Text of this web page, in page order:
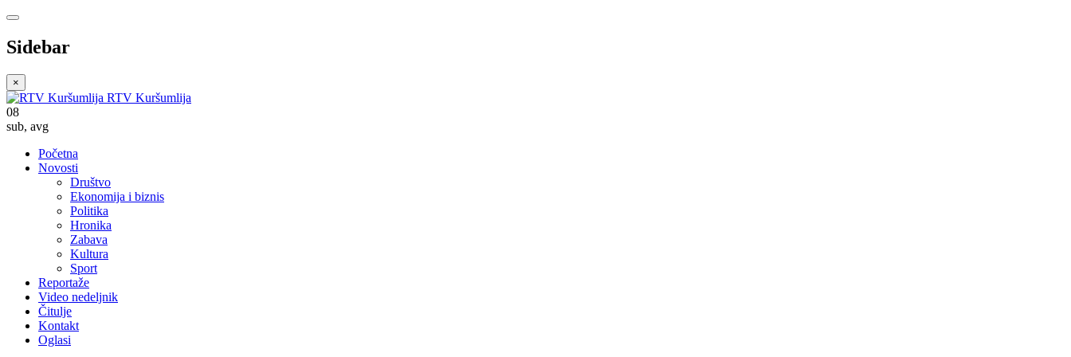
Sidebar
×
RTV Kuršumlija
08
sub, avg
Početna
Novosti
Društvo
Ekonomija i biznis
Politika
Hronika
Zabava
Kultura
Sport
Reportaže
Video nedeljnik
Čitulje
Kontakt
Oglasi